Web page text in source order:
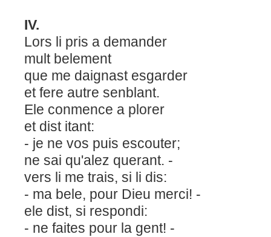
IV.
Lors li pris a demander
mult belement
que me daignast esgarder
et fere autre senblant.
Ele conmence a plorer
et dist itant:
- je ne vos puis escouter;
ne sai qu'alez querant. -
vers li me trais, si li dis:
- ma bele, pour Dieu merci! -
ele dist, si respondi:
- ne faites pour la gent! -